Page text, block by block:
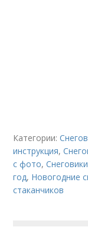
Категории:
инструкция,
с фото,
год, Новогодние
стаканчиков